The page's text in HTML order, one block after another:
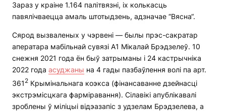
Зараз у краіне 1.164 палітвязні, іх колькасць
павялічваецца амаль штотыдзень, адзначае “Вясна“.
Сярод вызваленых у чэрвені — былы прэс-сакратар
аператара мабільнай сувязі А1 Мікалай Брэдзелеў. 10
снежня 2021 года ён быў затрыманы і 24 кастрычніка
2022 года асуджаны на 4 гады пазбаўлення волі па арт.
361 2 Крымінальнага коэкса (фінансаванне дзейнасці
экстрэмісцкага фарміравання). Сілавікі апублікавалі
зроблены ў міліцыі відэазапіс з удзелам Брэдзелева, а